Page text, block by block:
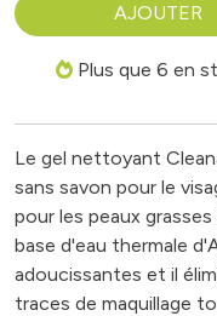
AJOUTER
Plus que 6 en
Le gel nettoyant
sans savon pour le
pour les peaux
base d'eau thermale
adoucissantes et il
traces de maquillage